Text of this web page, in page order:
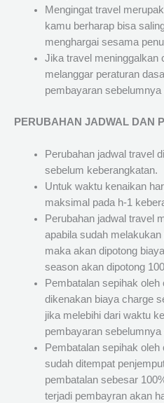
Mengingat travel
kamu berharap bisa
menghargai sesama
Jika travel meninggalkan
melanggar peraturan
pembayaran sebelumnya
PERUBAHAN JADWAL DAN
Perubahan jadwal travel
sebelum keberangkatan.
Untuk waktu kenaikan
maksimal pada h-1
Perubahan jadwal travel
apabila sudah
maka akan dipotong
season akan dipotong
Pembatalan sepihak
dikenakan biaya charge
jika melebihi dari waktu
pembayaran sebelumnya
Pembatalan sepihak
sudah ditempat
pembatalan sebesar
terjadi pembayran akan